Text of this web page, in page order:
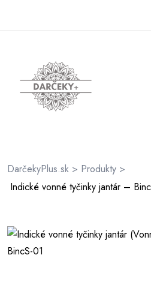
DarčekyPlus.sk > Produkty >
Indické vonné tyčinky jantár –